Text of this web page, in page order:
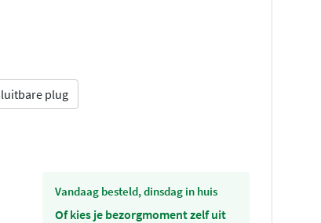
plug
vandaag besteld, dinsdag in huis
Of kies je bezorgmoment zelf uit